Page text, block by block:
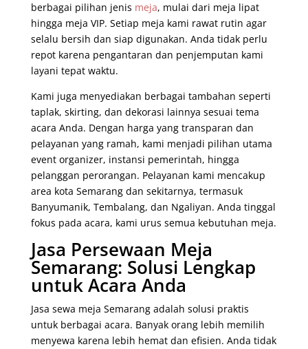
berbagai pilihan jenis meja, mulai dari meja lipat
hingga meja VIP. Setiap meja kami rawat rutin agar
selalu bersih dan siap digunakan. Anda tidak perlu
repot karena pengantaran dan penjemputan kami
layani tepat waktu.
Kami juga menyediakan berbagai tambahan seperti
taplak, skirting, dan dekorasi lainnya sesuai tema
acara Anda. Dengan harga yang transparan dan
pelayanan yang ramah, kami menjadi pilihan utama
event organizer, instansi pemerintah, hingga
pelanggan perorangan. Pelayanan kami mencakup
area kota Semarang dan sekitarnya, termasuk
Banyumanik, Tembalang, dan Ngaliyan. Anda tinggal
fokus pada acara, kami urus semua kebutuhan meja.
Jasa Persewaan Meja
Semarang: Solusi Lengkap
untuk Acara Anda
Jasa sewa meja Semarang adalah solusi praktis
untuk berbagai acara. Banyak orang lebih memilih
menyewa karena lebih hemat dan efisien. Anda tidak